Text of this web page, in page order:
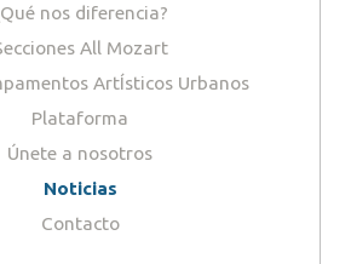
nos diferencia?
All Mozart
ArtÍsticos Urbanos
Plataforma
Únete a nosotros
Noticias
Contacto